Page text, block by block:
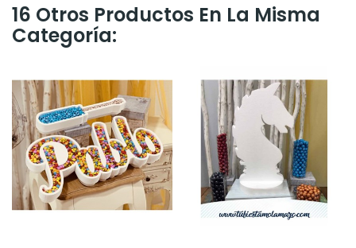
16 Otros Productos En La Misma
Categoría: